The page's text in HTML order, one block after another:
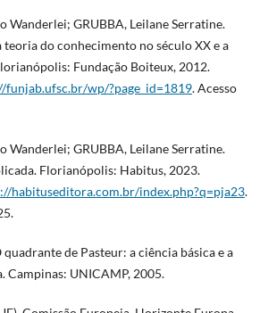
Wanderlei; GRUBBA, Leilane Serratine.
do conhecimento no século XX e a
Fundação Boiteux, 2012.
funjab.ufsc.br/wp/?page_id=1819. Acesso
Wanderlei; GRUBBA, Leilane Serratine.
Florianópolis: Habitus, 2023.
habituseditora.com.br/index.php?q=pja23.
quadrante de Pasteur: a ciência básica e a
Campinas: UNICAMP, 2005.